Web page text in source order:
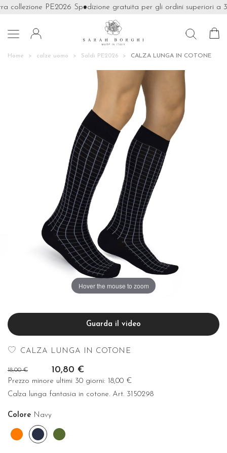
collezione PE2026 Spedizione gratuita per gli ordini superiori a

Home calze uomo Saldi PE2026 CALZA LUNGA IN COTONE
Hover the mouse to zoom
Guarda il video
CALZA LUNGA IN COTONE
18,00 € 10,80 €
Prezzo minore ultimi 30 giorni: 18,00 €
Calza lunga fantasia in cotone. Art. 3150298
Colore Navy
ArancioNavy Green